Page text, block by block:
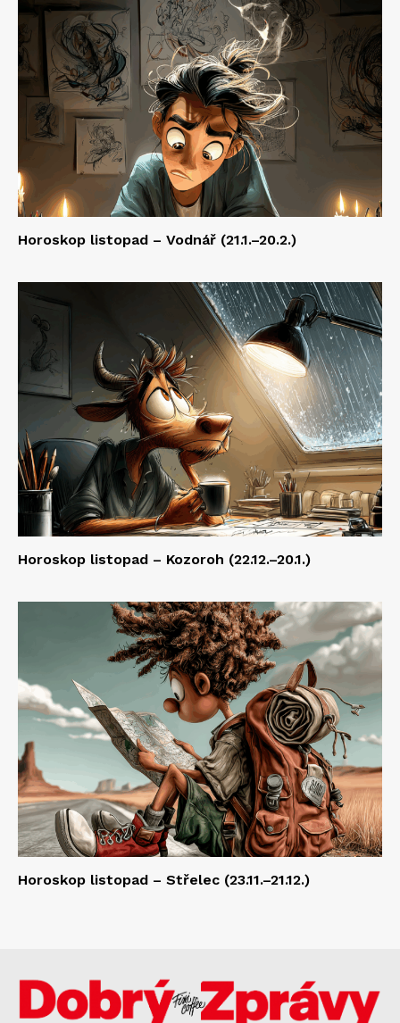
Horoskop listopad – Vodnář (21.1.–20.2.)
Horoskop listopad – Kozoroh (22.12.–20.1.)
Horoskop listopad – Střelec (23.11.–21.12.)